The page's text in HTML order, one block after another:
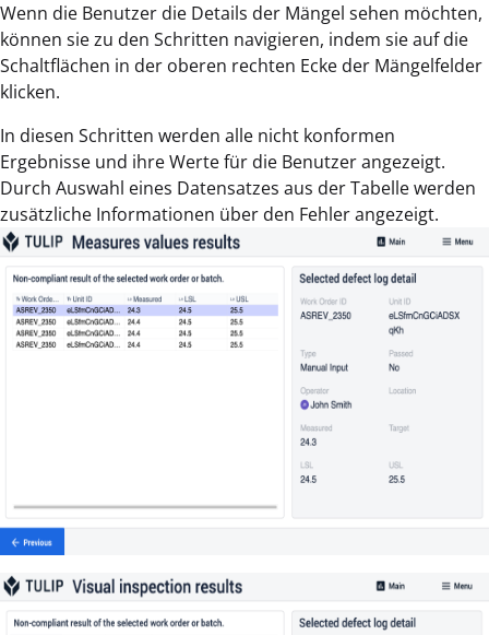
Wenn die Benutzer die Details der Mängel sehen möchten,
können sie zu den Schritten navigieren, indem sie auf die
Schaltflächen in der oberen rechten Ecke der Mängelfelder
klicken.
In diesen Schritten werden alle nicht konformen
Ergebnisse und ihre Werte für die Benutzer angezeigt.
Durch Auswahl eines Datensatzes aus der Tabelle werden
zusätzliche Informationen über den Fehler angezeigt.